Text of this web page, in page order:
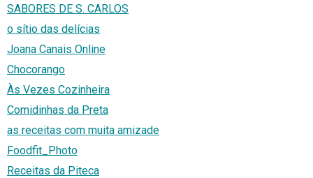
SABORES DE S. CARLOS
o sítio das delícias
Joana Canais Online
Chocorango
Às Vezes Cozinheira
Comidinhas da Preta
as receitas com muita amizade
Foodfit_Photo
Receitas da Piteca